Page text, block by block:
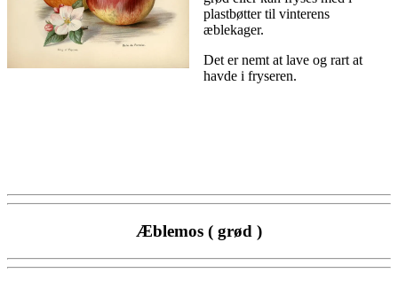
plastbøtter til vinterens
æblekager.
Det er nemt at lave og rart at
havde i fryseren.
Æblemos ( grød )